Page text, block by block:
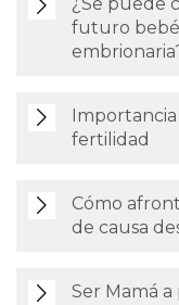
futuro bebé
fertilidad
Cómo
de causa
Ser Mamá